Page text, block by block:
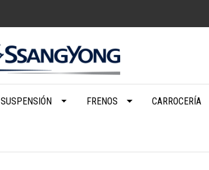
SUSPENSIÓN FRENOS CARROCERÍA